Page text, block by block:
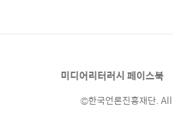
미디어리터러시 페이스북
©한국언론진흥재단.